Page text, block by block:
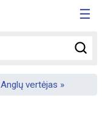
☰
Anglų vertėjas